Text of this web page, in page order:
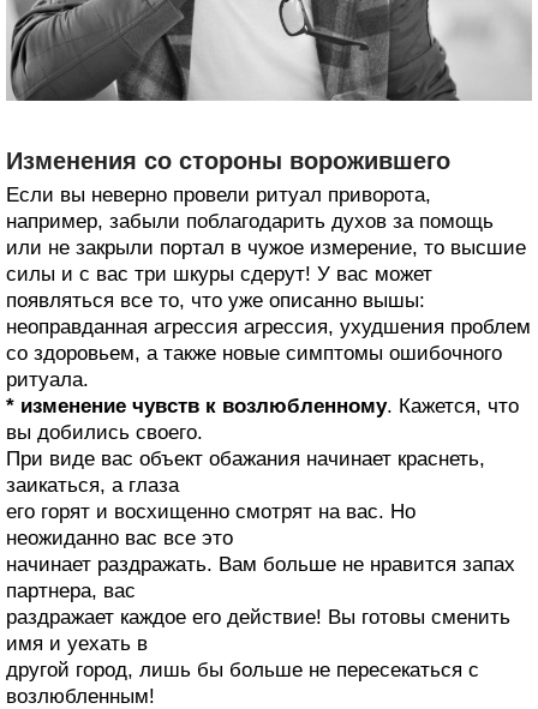
Изменения со стороны ворожившего
Если вы неверно провели ритуал приворота,
например, забыли поблагодарить духов за помощь
или не закрыли портал в чужое измерение, то высшие
силы и с вас три шкуры сдерут! У вас может
появляться все то, что уже описанно вышы:
неоправданная агрессия агрессия, ухудшения проблем
со здоровьем, а также новые симптомы ошибочного
ритуала.
* изменение чувств к возлюбленному. Кажется, что
вы добились своего.
При виде вас объект обажания начинает краснеть,
заикаться, а глаза
его горят и восхищенно смотрят на вас. Но
неожиданно вас все это
начинает раздражать. Вам больше не нравится запах
партнера, вас
раздражает каждое его действие! Вы готовы сменить
имя и уехать в
другой город, лишь бы больше не пересекаться с
возлюбленным!